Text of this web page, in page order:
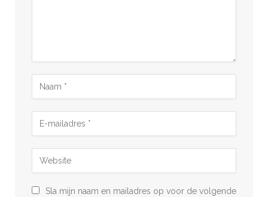
Sla mijn naam en mailadres op voor de volgende